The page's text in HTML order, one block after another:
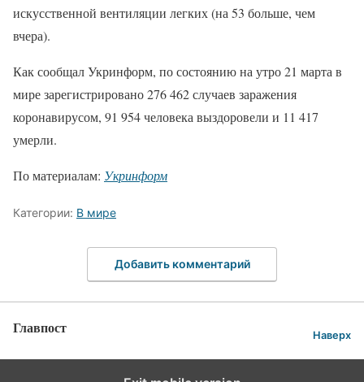
искусственной вентиляции легких (на 53 больше, чем
вчера).
Как сообщал Укринформ, по состоянию на утро 21 марта в
мире зарегистрировано 276 462 случаев заражения
коронавирусом, 91 954 человека выздоровели и 11 417
умерли.
По материалам: Укринформ
Категории: В мире
Добавить комментарий
Главпост Наверх